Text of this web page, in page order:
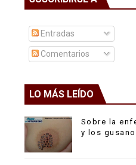
Entradas
Comentarios
LO MÁS LEÍDO
Sobre la
y los